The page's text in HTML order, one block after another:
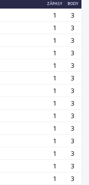
ZÁPASY BODY
1
3
1
3
1
3
1
3
1
3
1
3
1
3
1
3
1
3
1
3
1
3
1
3
1
3
1
3